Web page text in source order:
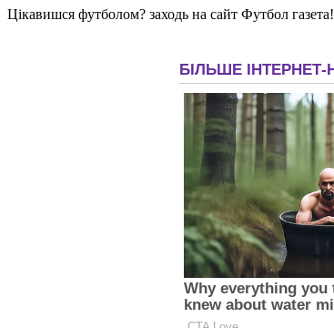
Цікавишся футболом? заходь на сайт Футбол газета!